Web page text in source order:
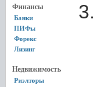
Финансы
Банки
ПИФы
Форекс
Лизинг
Недвижимость
Риэлторы